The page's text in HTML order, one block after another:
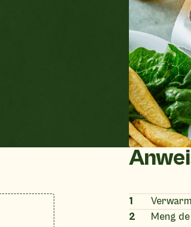
1
2
Meng